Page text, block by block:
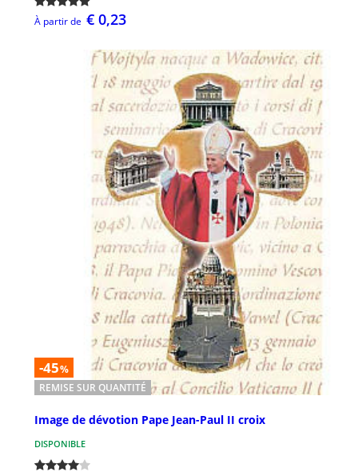
À partir de € 0,23
-45%
REMISE SUR QUANTITÉ
Image de dévotion Pape Jean-Paul II croix
DISPONIBLE